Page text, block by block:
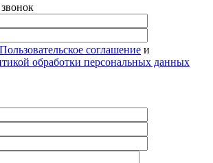
Пользовательское соглашение и
обработки персональных данных